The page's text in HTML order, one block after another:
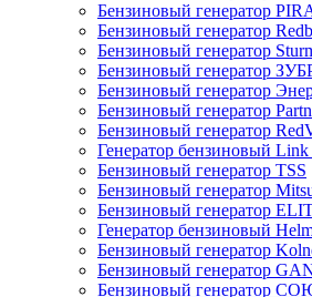
Бензиновый генератор
Бензиновый генератор
Бензиновый генератор
Бензиновый генератор
Бензиновый генератор
Бензиновый генератор
Бензиновый генератор
Генератор бензиновый
Бензиновый генератор TSS
Бензиновый генератор
Бензиновый генератор
Генератор бензиновый
Бензиновый генератор
Бензиновый генератор
Бензиновый генератор